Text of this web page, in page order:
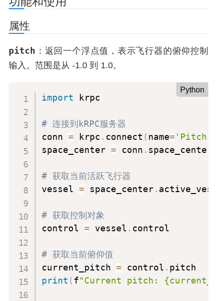
属性
pitch ：返回一个浮点值，表示飞行器的俯仰控制
输入。范围是从 -1.0 到 1.0。
Python
import krpc
# 连接到kRPC服务器
conn = krpc . connect (name= 'Pitch
space_center = conn . space_center
# 获取当前活跃飞行器
vessel = space_center.
# 获取控制对象
control = vessel . control
# 获取当前俯仰值
current_pitch = control .
print (f"Current pitch: